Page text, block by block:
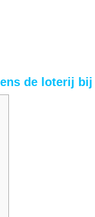
de loterij